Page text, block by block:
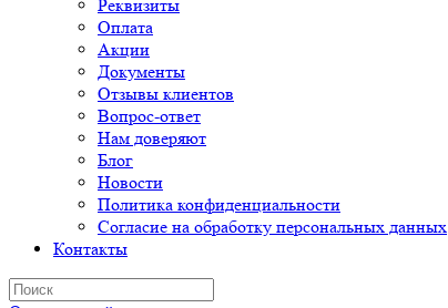
Реквизиты
Оплата
Акции
Документы
Отзывы клиентов
Вопрос-ответ
Нам доверяют
Блог
Новости
Политика конфиденциальности
Согласие на обработку персональных данных
Контакты